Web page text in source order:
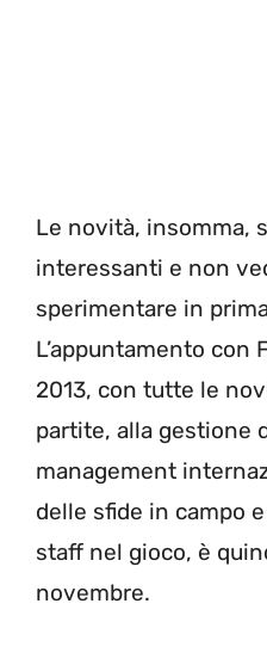
Le novità, insomma,
interessanti e non
sperimentare in
L’appuntamento con
2013, con tutte le
partite, alla gestione
management
delle sfide in campo
staff nel gioco, è
novembre.